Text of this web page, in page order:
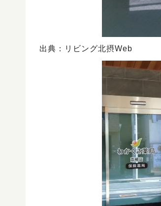
出典：リビング北摂Web